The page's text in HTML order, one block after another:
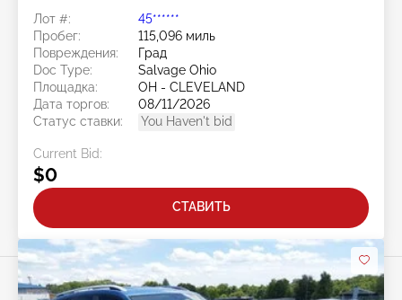
Лот #:
45******
Пробег:
115,096 миль
Повреждения:
Град
Doc Type:
Salvage Ohio
Площадка:
OH - CLEVELAND
Дата торгов:
08/11/2026
Статус ставки:
You Haven't bid
Current Bid:
$0
СТАВИТЬ